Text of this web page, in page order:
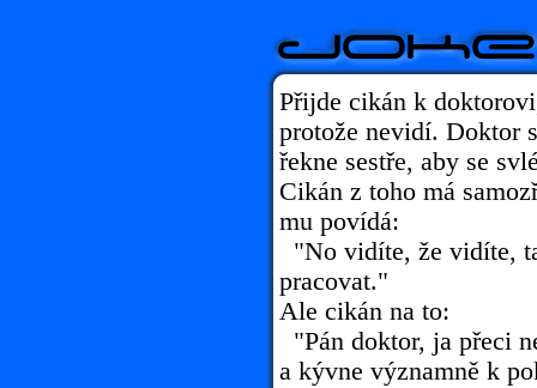
Přijde cikán k
protože nevidí. Doktor
řekne sestře, aby se
Cikán z toho má
mu povídá:
"No vidíte, že vidíte,
pracovat."
Ale cikán na to:
"Pán doktor, ja přeci
a kývne významně k